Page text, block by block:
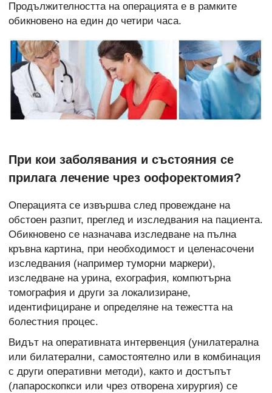
Продължителността на операцията е в рамките
обикновено на един до четири часа.
При кои заболявания и състояния се
прилага лечение чрез оофоректомия?
Операцията се извършва след провеждане на
обстоен разпит, преглед и изследвания на пациента.
Обикновено се назначава изследване на пълна
кръвна картина, при необходимост и целенасочени
изследвания (например туморни маркери),
изследване на урина, ехография, компютърна
томография и други за локализиране,
идентифициране и определяне на тежестта на
болестния процес.
Видът на оперативната интервенция (унилатерална
или билатерални, самостоятелно или в комбинация
с други оперативни методи), както и достъпът
(лапароскопкси или чрез отворена хирургия) се